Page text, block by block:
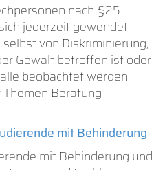
nach §25
jederzeit gewendet
von Diskriminierung,
Gewalt betroffen ist oder
beobachtet werden
Beratung
mit Behinderung
mit Behinderung und